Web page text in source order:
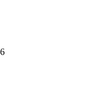
для
визы талантов